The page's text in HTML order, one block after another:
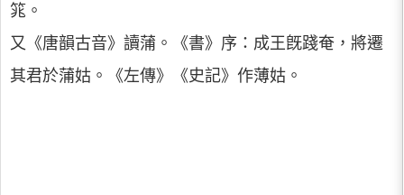
筄。
又《唐韻古音》讀蒲。《書》序：成王旣踐奄，將遷
其君於蒲姑。《左傳》《史記》作薄姑。